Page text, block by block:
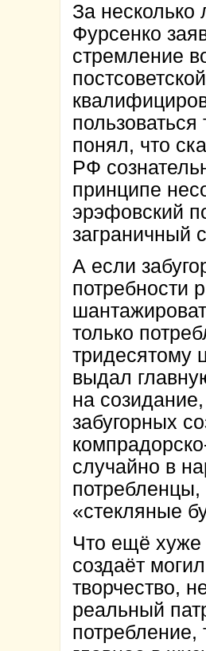
За
Фурсенко
стремление
понял, что
РФ
принципе
эрэфовский
заграничный
А если
потребности
только
тридесятому
выдал
на
забугорных
случайно в
«стекляные
Что ещё хуже
создаёт
творчество,
реальный
потребление,